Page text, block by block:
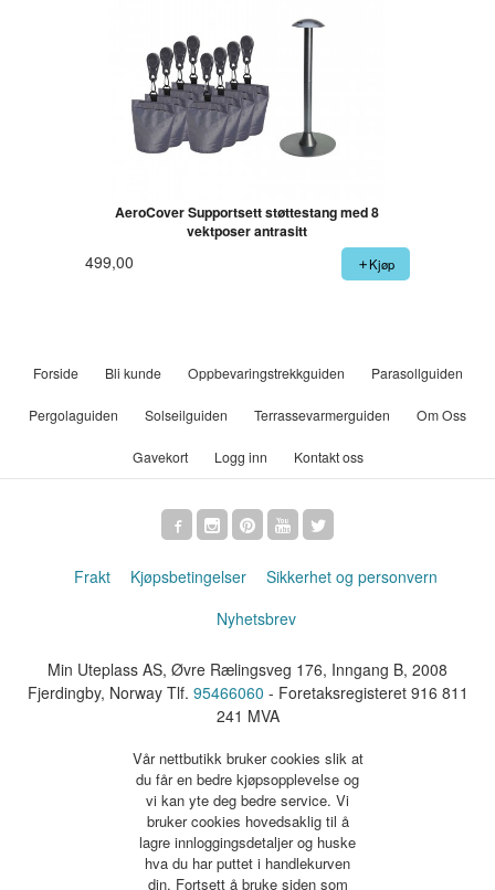
AeroCover Supportsett støttestang med 8
vektposer antrasitt
499,00 Kjøp
Forside Bli kunde Oppbevaringstrekkguiden Parasollguiden
Pergolaguiden Solseilguiden Terrassevarmerguiden Om Oss
Gavekort Logg inn Kontakt oss
Frakt Kjøpsbetingelser
Sikkerhet og personvern
Nyhetsbrev
Min Uteplass AS, Øvre Rælingsveg 176, Inngang B, 2008
Fjerdingby, Norway Tlf. 95466060 - Foretaksregisteret 916 811
241 MVA
Vår nettbutikk bruker cookies slik at
du får en bedre kjøpsopplevelse og
vi kan yte deg bedre service. Vi
bruker cookies hovedsaklig til å
lagre innloggingsdetaljer og huske
hva du har puttet i handlekurven
din. Fortsett å bruke siden som